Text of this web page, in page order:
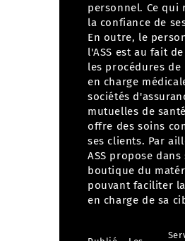
personnel. Ce qui
la confiance de
En outre, le
l'ASS est au fait
les procédures de
en charge
sociétés
mutuelles de
offre des soins
ses clients. Par
ASS propose dans
boutique du
pouvant faciliter
en charge de sa